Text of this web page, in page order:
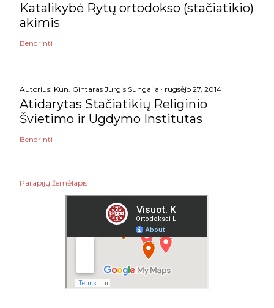
Katalikybė Rytų ortodokso (stačiatikio)
akimis
Bendrinti
Autorius: Kun. Gintaras Jurgis Sungaila rugsėjo 27, 2014
Atidarytas Stačiatikių Religinio
Švietimo ir Ugdymo Institutas
Bendrinti
Parapijų žemėlapis